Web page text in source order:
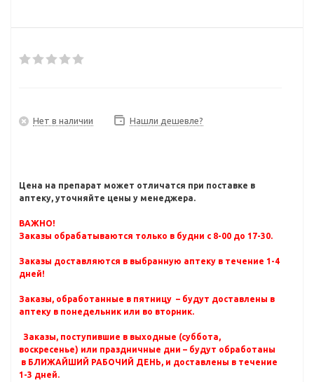
Нет в наличии Нашли дешевле?
Цена на препарат может отличатся при поставке в
аптеку, уточняйте цены у менеджера.
ВАЖНО!
Заказы обрабатываются только в будни с 8-00 до 17-30.
Заказы доставляются в выбранную аптеку в течение 1-4
дней!
Заказы, обработанные в пятницу – будут доставлены в
аптеку в понедельник или во вторник.
Заказы, поступившие в выходные (суббота,
воскресенье) или праздничные дни – будут обработаны
в БЛИЖАЙШИЙ РАБОЧИЙ ДЕНЬ, и доставлены в течение
1-3 дней.